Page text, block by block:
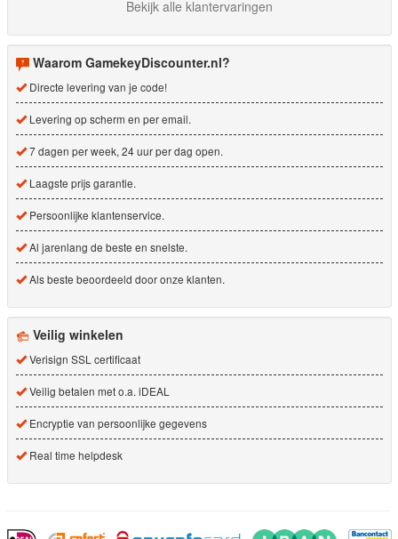
Bekijk alle klantervaringen
Waarom GamekeyDiscounter.nl?
Directe levering van je code!
Levering op scherm en per email.
7 dagen per week, 24 uur per dag open.
Laagste prijs garantie.
Persoonlijke klantenservice.
Al jarenlang de beste en snelste.
Als beste beoordeeld door onze klanten.
Veilig winkelen
Verisign SSL certificaat
Veilig betalen met o.a. iDEAL
Encryptie van persoonlijke gegevens
Real time helpdesk